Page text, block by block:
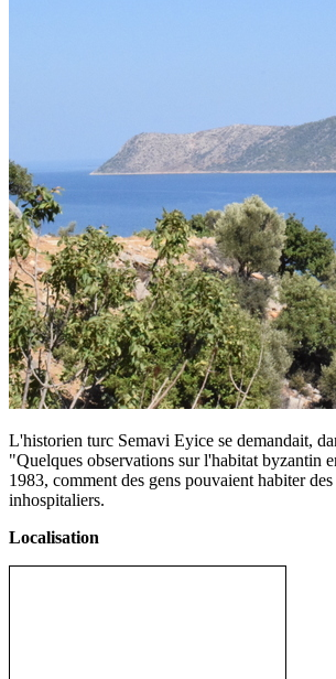
L'historien turc Semavi Eyice se demandait,
"Quelques observations sur l'habitat byzantin
1983, comment des gens pouvaient habiter
inhospitaliers.
Localisation